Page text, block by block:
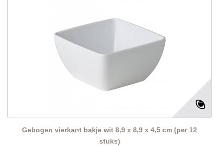
Gebogen vierkant bakje wit 8,9 x 8,9 x 4,5 cm (per 12
stuks)